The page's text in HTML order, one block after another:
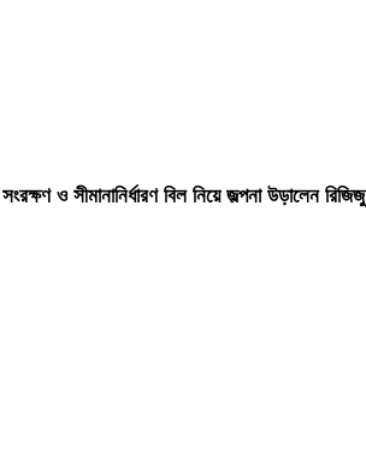
সংরক্ষণ ও সীমানানির্ধারণ বিল নিয়ে জল্পনা উড়ালেন রিজিজু